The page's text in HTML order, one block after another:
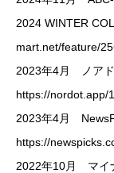
2024 WINTER
mart.net/feature/
2023年4月 ノア
https://nordot.app/
2023年4月
https://
2022年10月 マイ